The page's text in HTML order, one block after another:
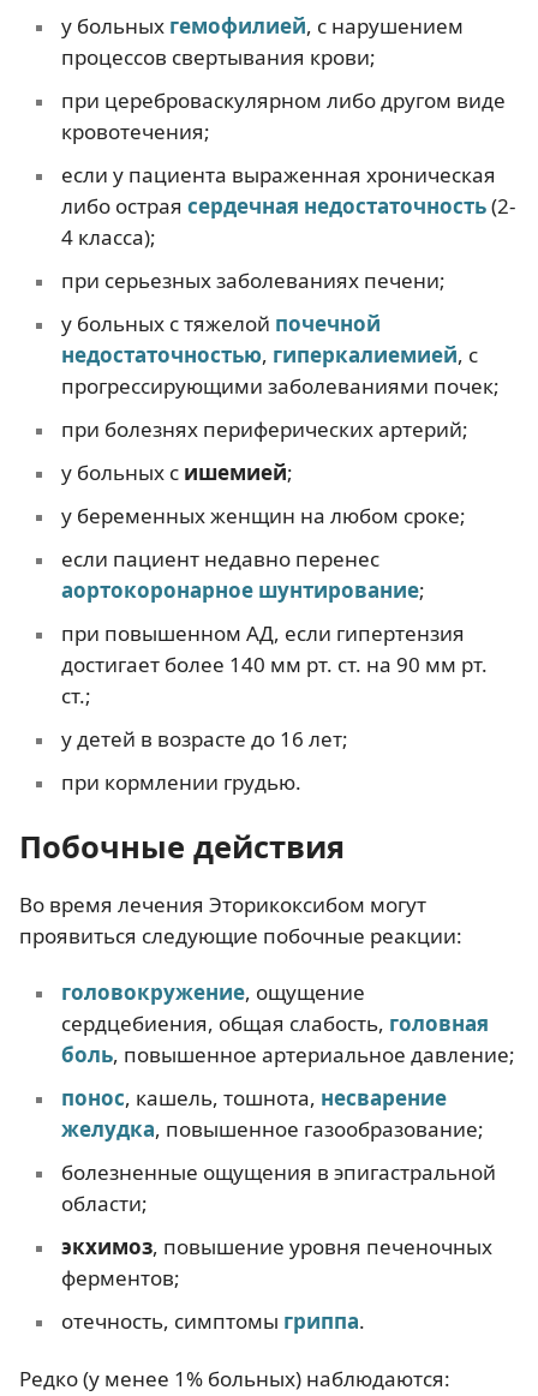
у больных гемофилией, с нарушением
процессов свертывания крови;
при цереброваскулярном либо другом виде
кровотечения;
если у пациента выраженная хроническая
либо острая сердечная недостаточность(2-
4 класса);
при серьезных заболеваниях печени;
у больных с тяжелой почечной
недостаточностью, гиперкалиемией, с
прогрессирующими заболеваниями почек;
при болезнях периферических артерий;
у больных с ишемией;
у беременных женщин на любом сроке;
если пациент недавно перенес
аортокоронарное шунтирование;
при повышенном АД, если гипертензия
достигает более 140 мм рт. ст. на 90 мм рт.
ст.;
у детей в возрасте до 16 лет;
при кормлении грудью.
Побочные действия
Во время лечения Эторикоксибом могут
проявиться следующие побочные реакции:
головокружение, ощущение
сердцебиения, общая слабость, головная
боль, повышенное артериальное давление;
понос, кашель, тошнота, несварение
желудка, повышенное газообразование;
болезненные ощущения в эпигастральной
области;
экхимоз, повышение уровня печеночных
ферментов;
отечность, симптомы гриппа.
Редко (у менее 1% больных) наблюдаются: